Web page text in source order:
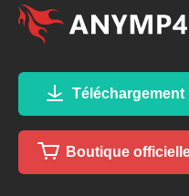
Téléchargement
Boutique